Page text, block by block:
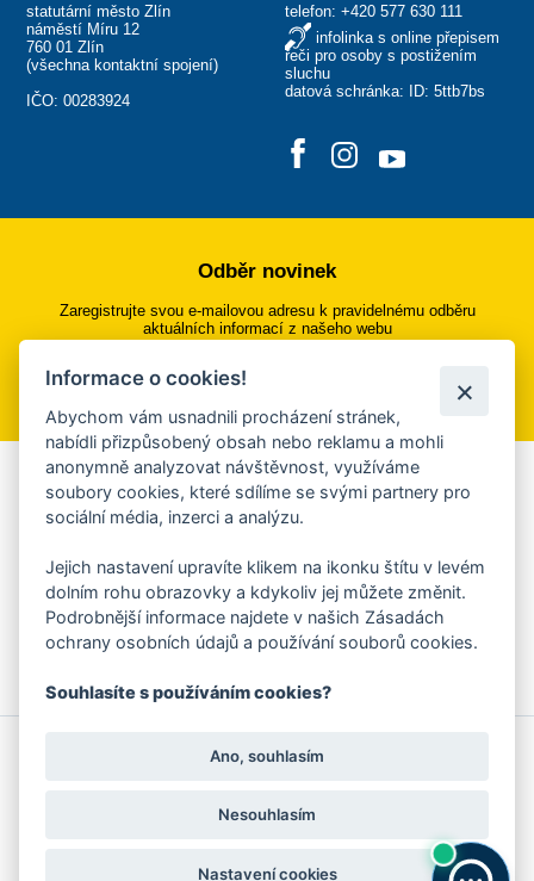
statutární město Zlín
náměstí Míru 12
760 01 Zlín
(všechna kontaktní spojení)
IČO: 00283924
telefon: +420 577 630 111
infolinka s online přepisem
řeči pro osoby s postižením
sluchu
datová schránka: ID: 5ttb7bs
Odběr novinek
Zaregistrujte svou e-mailovou adresu k pravidelnému odběru
aktuálních informací z našeho webu
Přihlásit se k odběru
Aplikace Mobilní rozhlas
Chcete dostávat do svého mobilu či mailu upozornění na
ankety, pozvánky na kulturní a sportovní akce?
Více informací o aplikaci
Ochrana osobních údajů
Informace o cookies!
Abychom vám usnadnili procházení stránek,
nabídli přizpůsobený obsah nebo reklamu a mohli
anonymně analyzovat návštěvnost, využíváme
soubory cookies, které sdílíme se svými partnery pro
sociální média, inzerci a analýzu.
Jejich nastavení upravíte klikem na ikonku štítu v levém
dolním rohu obrazovky a kdykoliv jej můžete změnit.
Podrobnější informace najdete v našich Zásadách
ochrany osobních údajů a používání souborů cookies.
Souhlasíte s používáním cookies?
Ano, souhlasím
Nesouhlasím
Nastavení cookies